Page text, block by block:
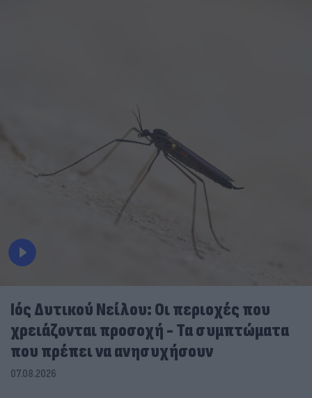
Ιός Δυτικού Νείλου: Οι περιοχές που
χρειάζονται προσοχή - Τα συμπτώματα
που πρέπει να ανησυχήσουν
07.08.2026